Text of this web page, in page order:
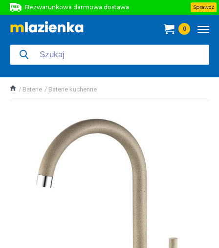
Bezwarunkowa darmowa dostawa
Bezwarunkowa darmowa dostawa
Sprawdź
0
Baterie Baterie kuchenne